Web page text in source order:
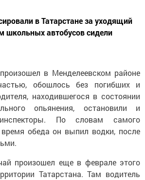
в Татарстане за уходящий
школьных автобусов сидели
в Менделеевском районе
обошлось без погибших и
находившегося в состоянии
опьянения, остановили и
По словам самого
обеда он выпил водки, после
произошел еще в феврале этого
Татарстана. Там водитель